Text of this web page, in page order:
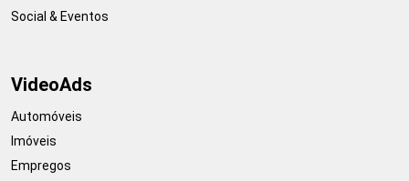
Social & Eventos
VideoAds
Automóveis
Imóveis
Empregos